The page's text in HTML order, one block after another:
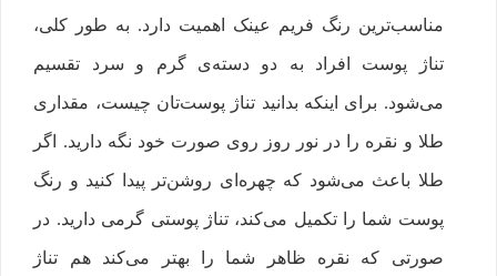
مناسب‌ترین رنگ فریم عینک اهمیت دارد. به طور کلی،
تناژ پوست افراد به دو دسته‌ی گرم و سرد تقسیم
می‌شود. برای اینکه بدانید تناژ پوست‌تان چیست، مقداری
طلا و نقره را در نور روز روی صورت خود نگه دارید. اگر
طلا باعث می‌شود که چهره‌ای روشن‌تر پیدا کنید و رنگ
پوست شما را تکمیل می‌کند، تناژ پوستی گرمی دارید. در
صورتی که نقره ظاهر شما را بهتر می‌کند هم تناژ